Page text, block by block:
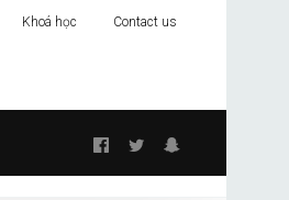
Khoá học Contact us
Follow